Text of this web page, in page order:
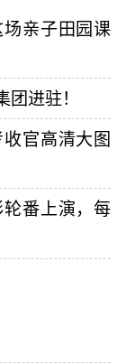
亲子田园课
进驻！
官高清大图
番上演，每